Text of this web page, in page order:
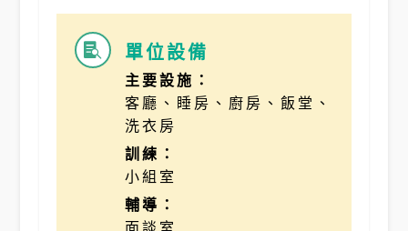
 單位設備
主要設施：
客廳、睡房、廚房、飯堂、
洗衣房
訓練：
小組室
輔導：
面談室